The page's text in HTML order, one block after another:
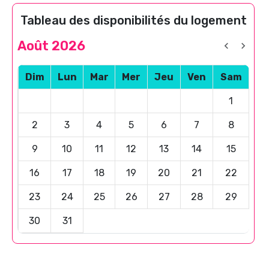
Tableau des disponibilités du logement
Août 2026
Dim Lun Mar Mer Jeu Ven Sam
1
2 3 4 5 6 7 8
9 10 11 12 13 14 15
16 17 18 19 20 21 22
23 24 25 26 27 28 29
30 31